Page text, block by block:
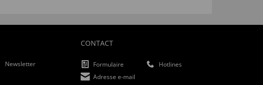
Newsletter
CONTACT
Formulaire
Hotlines
Adresse e-mail